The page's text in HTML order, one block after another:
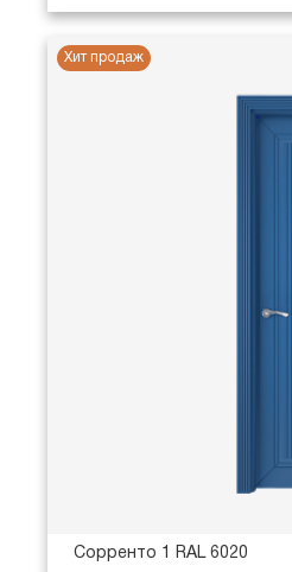
Хит продаж
Сорренто 1 RAL 6020